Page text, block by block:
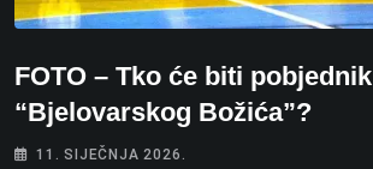
FOTO – Tko će biti pobjednik
“Bjelovarskog Božića”?
11. SIJEČNJA 2026.